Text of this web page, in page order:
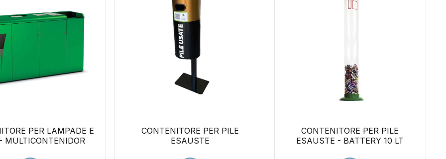
PER LAMPADE E
MULTICONTENIDOR
CONTENITORE PER PILE
ESAUSTE
CONTENITORE PER PILE
ESAUSTE - BATTERY 10 LT